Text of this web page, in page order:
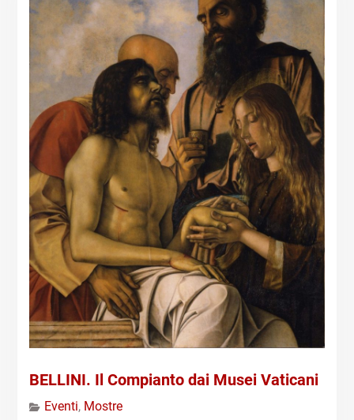
BELLINI. Il Compianto dai Musei Vaticani
Eventi, Mostre